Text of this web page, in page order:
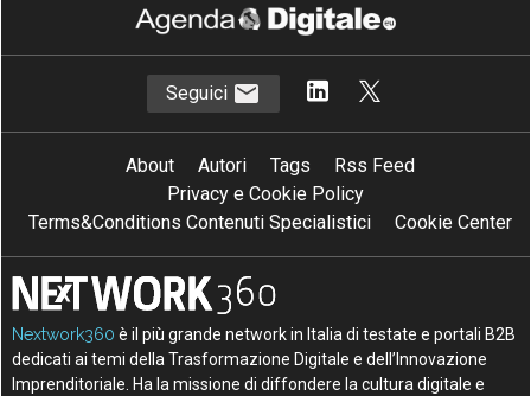
Seguici
About Autori Tags
Rss Feed
Privacy e Cookie Policy
Terms&Conditions Contenuti Specialistici
Cookie Center
Nextwork360 è il più grande network in Italia di testate e portali B2B
dedicati ai temi della Trasformazione Digitale e dell’Innovazione
Imprenditoriale. Ha la missione di diffondere la cultura digitale e